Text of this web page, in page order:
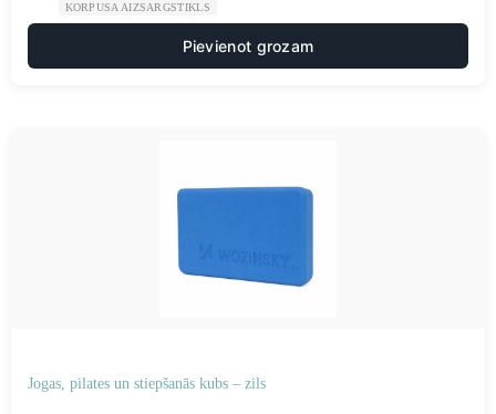
KORPUSA AIZSARGSTIKLS
Pievienot grozam
Jogas, pilates un stiepšanās kubs – zils